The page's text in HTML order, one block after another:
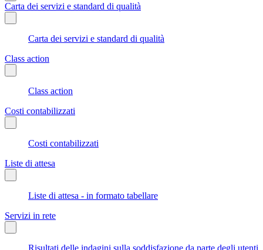
Carta dei servizi e standard di qualità
Carta dei servizi e standard di qualità
Class action
Class action
Costi contabilizzati
Costi contabilizzati
Liste di attesa
Liste di attesa - in formato tabellare
Servizi in rete
Risultati delle indagini sulla soddisfazione da parte degli utenti